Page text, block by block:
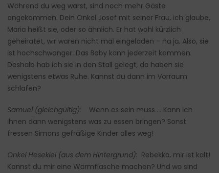
Während du weg warst, sind noch mehr Gäste
angekommen. Dein Onkel Josef mit seiner Frau, ich glaube,
Maria heißt sie, oder so ähnlich. Er hat wohl kürzlich
geheiratet, wir waren nicht mal eingeladen – na ja. Also, sie
ist hochschwanger. Das Baby kann jederzeit kommen.
Deshalb hab ich sie in den Stall gelegt, da haben sie
wenigstens etwas Ruhe. Kannst du dann im Vorraum
schlafen?
Samuel (gleichgültig): Wenn es sein muss … Kann ich
ihnen dann wenigstens was zu essen bringen? Sonst
fressen Simons gefräßige Kinder alles weg!
Onkel Hesekiel (aus dem Hintergrund): Rebekka, mir ist kalt!
Kannst du mir eine Wärmflasche machen? Und wo sind